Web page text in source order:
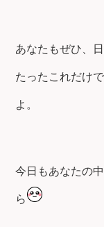
あなたもぜひ、
たったこれだけ
よ。
今日もあなたの
ら